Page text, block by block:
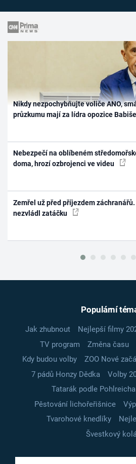
Nikdy nezpochybňujte voliče ANO,
průzkumu mají za lídra opozice Babiše
Nebezpečí na oblíbeném
doma, hrozí ozbrojenci ve videu
Zemřel už před příjezdem
nezvládl zatáčku
Populární
Jak zhubnout Nejlepší filmy
TV program
Změna času
Kdy budou volby
ZOO Nové
7 pádů Honzy Dědka
Volby
Tatarák podle Pohlreicha
Pěstování lichořeřišnice
Tvarohové knedlíky
Švestkový